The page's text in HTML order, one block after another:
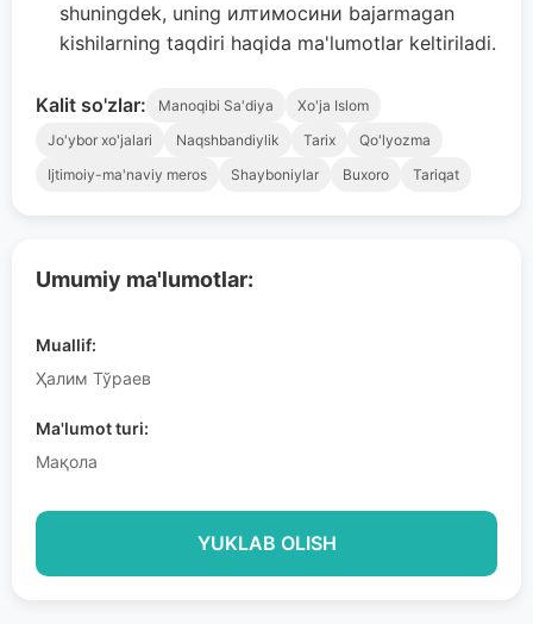
Umumiy ma'lumotlar:
Muallif:
Ҳалим Тўраев
Ma'lumot turi:
Мақола
YUKLAB OLISH
shuningdek, uning илтимосини bajarmagan
kishilarning taqdiri haqida ma'lumotlar keltiriladi.
Kalit so'zlar: Manoqibi Sa'diya
Xo'ja Islom
Jo'ybor xo'jalari
Naqshbandiylik Tarix
Qo'lyozma
Ijtimoiy-ma'naviy meros
Shayboniylar Buxoro Tariqat